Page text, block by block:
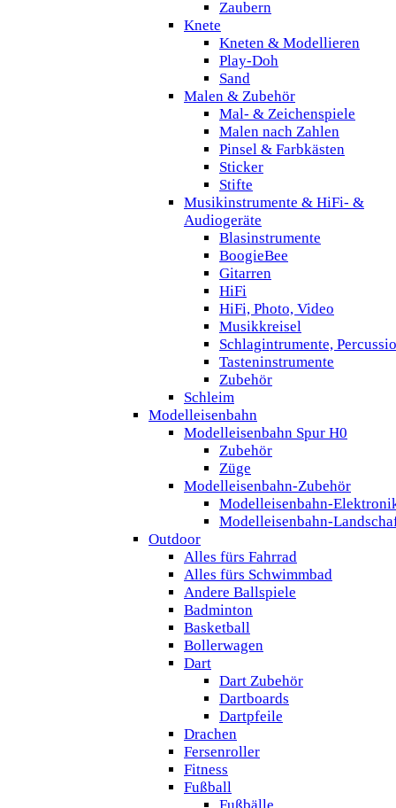
Zaubern
Knete
Kneten & Modellieren
Play-Doh
Sand
Malen & Zubehör
Mal- & Zeichenspiele
Malen nach Zahlen
Pinsel & Farbkästen
Sticker
Stifte
Musikinstrumente & HiFi- &
Audiogeräte
Blasinstrumente
BoogieBee
Gitarren
HiFi
HiFi, Photo, Video
Musikkreisel
Schlagintrumente,
Tasteninstrumente
Zubehör
Schleim
Modelleisenbahn
Modelleisenbahn Spur H0
Zubehör
Züge
Modelleisenbahn-Zubehör
Modelleisenbahn-
Modelleisenbahn-
Outdoor
Alles fürs Fahrrad
Alles fürs Schwimmbad
Andere Ballspiele
Badminton
Basketball
Bollerwagen
Dart
Dart Zubehör
Dartboards
Dartpfeile
Drachen
Fersenroller
Fitness
Fußball